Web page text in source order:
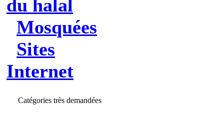
du halal
Mosquées
Sites
Internet
Catégories très demandées